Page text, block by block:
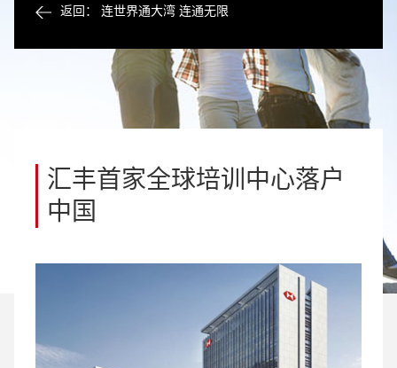
返回： 连世界通大湾 连通无限
汇丰首家全球培训中心落户
中国